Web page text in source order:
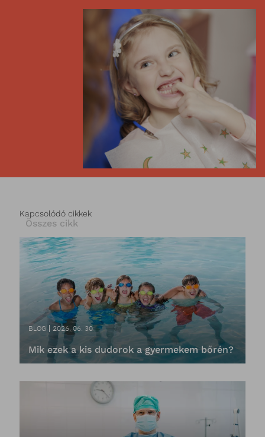
Kapcsolódó cikkek
Összes cikk
BLOG 2026. 06. 30
Mik ezek a kis dudorok a gyermekem bőrén?